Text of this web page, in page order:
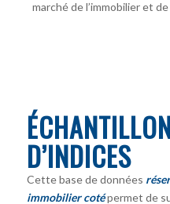
marché de l’immobilier et
D’INDICES
Cette base de données
immobilier coté permet de